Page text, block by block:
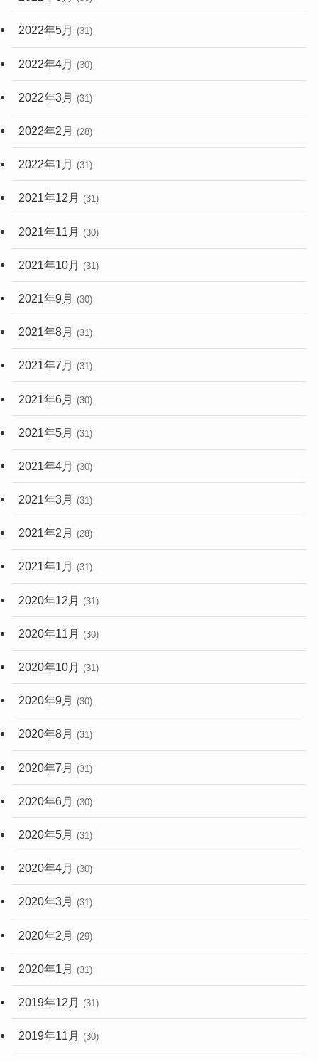
2022年5月 (31)
2022年4月 (30)
2022年3月 (31)
2022年2月 (28)
2022年1月 (31)
2021年12月 (31)
2021年11月 (30)
2021年10月 (31)
2021年9月 (30)
2021年8月 (31)
2021年7月 (31)
2021年6月 (30)
2021年5月 (31)
2021年4月 (30)
2021年3月 (31)
2021年2月 (28)
2021年1月 (31)
2020年12月 (31)
2020年11月 (30)
2020年10月 (31)
2020年9月 (30)
2020年8月 (31)
2020年7月 (31)
2020年6月 (30)
2020年5月 (31)
2020年4月 (30)
2020年3月 (31)
2020年2月 (29)
2020年1月 (31)
2019年12月 (31)
2019年11月 (30)